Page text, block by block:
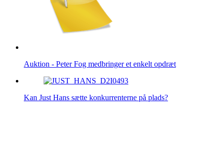
Auktion - Peter Fog medbringer et enkelt opdræt
Kan Just Hans sætte konkurrenterne på plads?